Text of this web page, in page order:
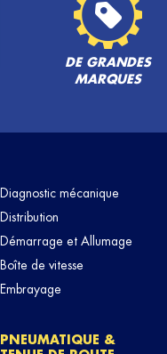
DE GRANDES
MARQUES
Diagnostic mécanique
Distribution
Démarrage et Allumage
Boîte de vitesse
Embrayage
PNEUMATIQUE &